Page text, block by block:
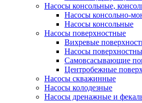
Насосы консольные,
Насосы консольно-
Насосы консольные
Насосы поверхностные
Вихревые
Насосы
Самовсасывающие
Центробежные
Насосы скважинные
Насосы колодезные
Насосы дренажные и